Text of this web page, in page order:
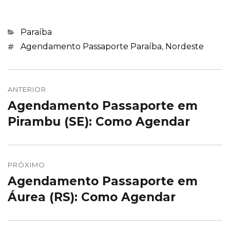
Categorias
Paraíba
Marcações
Agendamento Passaporte Paraíba, Nordeste
de
Post
ANTERIOR
Post
anterior:
Agendamento Passaporte em
Pirambu (SE): Como Agendar
PRÓXIMO
Próximo
post:
Agendamento Passaporte em
Áurea (RS): Como Agendar